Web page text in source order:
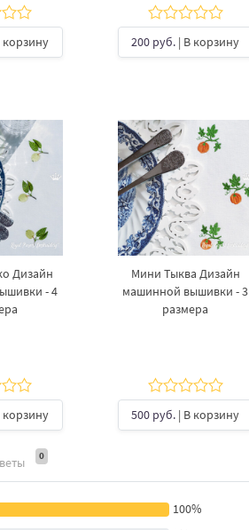
200 руб. | В корзину
Дизайн
- 4
Мини Тыква Дизайн
машинной вышивки - 3
размера
500 руб. | В корзину
0
100%